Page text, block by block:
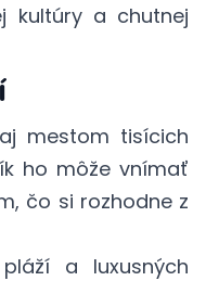
kultúry a chutnej
mestom tisícich
ho môže vnímať
čo si rozhodne z
a luxusných